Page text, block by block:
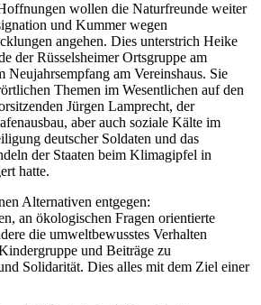
wollen die Naturfreunde weiter
und Kummer wegen
angehen. Dies unterstrich Heike
der Rüsselsheimer Ortsgruppe am
Neujahrsempfang am Vereinshaus. Sie
Themen im Wesentlichen auf den
Jürgen Lamprecht, der
aber auch soziale Kälte im
deutscher Soldaten und das
der Staaten beim Klimagipfel in
hatte.
Alternativen entgegen:
an ökologischen Fragen orientierte
die umweltbewusstes Verhalten
und Beiträge zu
Solidarität. Dies alles mit dem Ziel einer